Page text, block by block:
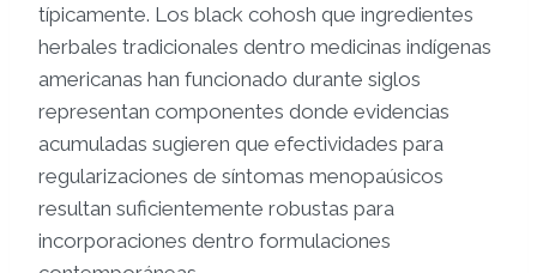
típicamente. Los black cohosh que ingredientes
herbales tradicionales dentro medicinas indígenas
americanas han funcionado durante siglos
representan componentes donde evidencias
acumuladas sugieren que efectividades para
regularizaciones de síntomas menopaúsicos
resultan suficientemente robustas para
incorporaciones dentro formulaciones